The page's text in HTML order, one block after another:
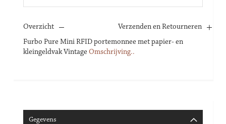
Overzicht
Verzenden en Retourneren
Furbo Pure Mini RFID portemonnee met papier- en
kleingeldvak VintageOmschrijving..
Gegevens